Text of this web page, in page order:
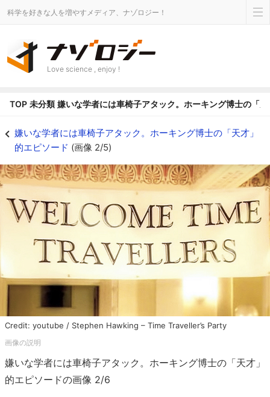
科学を好きな人を増やすメディア、ナゾロジー！
Love science , enjoy !
TOP 未分類 嫌いな学者には車椅子アタック。ホーキング博士の「
嫌いな学者には車椅子アタック。ホーキング博士の「天才」
的エピソード (画像 2/5)
Credit: youtube / Stephen Hawking – Time Traveller’s Party
嫌いな学者には車椅子アタック。ホーキング博士の「天才」
的エピソードの画像 2/6